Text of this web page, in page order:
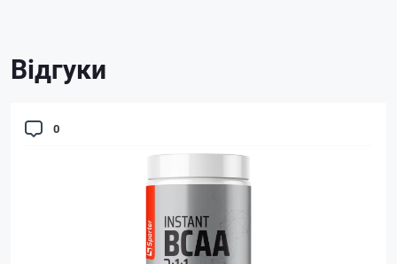
Відгуки
0